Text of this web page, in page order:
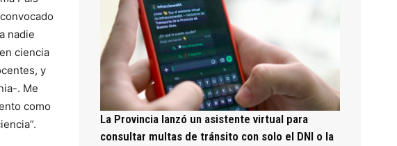
nadie
ciencia
y
. Me
como
La Provincia lanzó un asistente virtual para
consultar multas de tránsito con solo el DNI o la